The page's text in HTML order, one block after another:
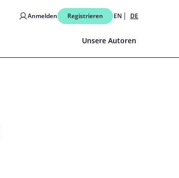
Anmelden Registrieren EN DE
Unsere Autoren